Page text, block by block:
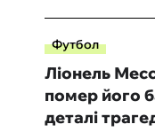
Футбол
Ліонель
помер його
деталі